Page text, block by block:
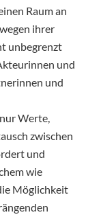
Raum an
ihrer
unbegrenzt
und
und
Werte,
zwischen
und
wie
Möglichkeit